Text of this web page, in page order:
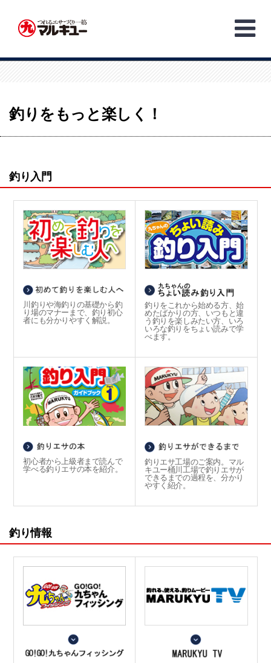
釣りをもっと楽しく！
釣り入門
川釣りや海釣りの基礎から釣
り場のマナーまで、釣り初心
者にも分かりやすく解説。
釣りをこれから始める方、始
めたばかりの方、いつもと違
う釣りを楽しみたい方、いろ
いろな釣りをちょい読みで学
べます。
初心者から上級者まで読んで
学べる釣りエサの本を紹介。
釣りエサ工場のご案内。マル
キユー桶川工場で釣りエサが
できるまでの過程を、分かり
やすく紹介。
釣り情報